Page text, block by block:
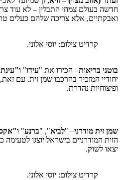
צמחי התבלין – לא עוד צריכה של
אלא צריכה שלהם כעלים טריים.
קרדיט צילום: יוסי אלוני.
– הכירו את "עידו" ו"עינת " שני
המזכיר בהרכבו שמן זית. עם זאת,
נהדרת.
מודרני– "לביא", "ברנע"ו"אקסל",
בישראל יוצגו לטעימה
קרדיט צילום: יוסי אלוני.